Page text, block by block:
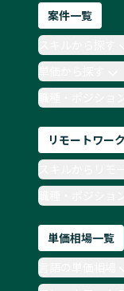
案件一覧
単価から探す
職種・ポジショ
リモートワー
職種・ポジショ
単価相場一覧